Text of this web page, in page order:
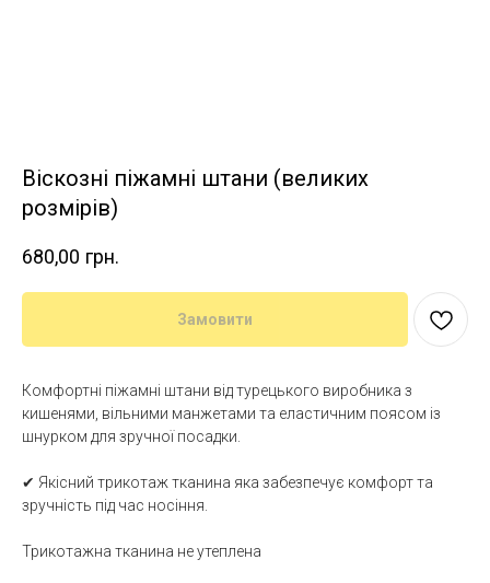
Віскозні піжамні штани (великих
розмірів)
680,00 грн.
Замовити
Комфортні піжамні штани від турецького виробника з
кишенями, вільними манжетами та еластичним поясом із
шнурком для зручної посадки.
✔ Якісний трикотаж тканина яка забезпечує комфорт та
зручність під час носіння.
Трикотажна тканина не утеплена